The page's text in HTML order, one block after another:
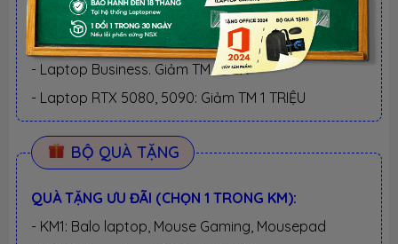
BACK TO SCHOOL 2026.
Xem chi tiết
- Laptop văn phòng. Giảm TM 300K
- Laptop Business. Giảm TM 500K
- Laptop RTX 5080, 5090: Giảm TM 1 TRIỆU
BỘ QUÀ TẶNG
QUÀ TẶNG ƯU ĐÃI (CHỌN 1 TRONG KM):
- KM1: Balo laptop, Mouse Gaming, Mousepad